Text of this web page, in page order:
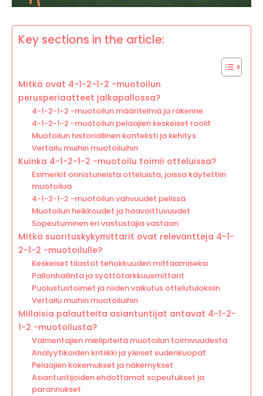
Key sections in the article:
Mitkä ovat 4-1-2-1-2 -muotoilun
perusperiaatteet jalkapallossa?
4-1-2-1-2 -muotoilun määritelmä ja rakenne
4-1-2-1-2 -muotoilun pelaajien keskeiset roolit
Muotoilun historiallinen konteksti ja kehitys
Vertailu muihin muotoiluihin
Kuinka 4-1-2-1-2 -muotoilu toimii otteluissa?
Esimerkit onnistuneista otteluista, joissa käytettiin
muotoilua
4-1-2-1-2 -muotoilun vahvuudet pelissä
Muotoilun heikkoudet ja haavoittuvuudet
Sopeutuminen eri vastustajia vastaan
Mitkä suorituskykymittarit ovat relevantteja 4-1-
2-1-2 -muotoilulle?
Keskeiset tilastot tehokkuuden mittaamiseksi
Pallonhallinta ja syöttötarkkuusmittarit
Puolustustoimet ja niiden vaikutus ottelutuloksiin
Vertailu muihin muotoiluihin
Millaisia palautteita asiantuntijat antavat 4-1-2-
1-2 -muotoilusta?
Valmentajien mielipiteitä muotoilun toimivuudesta
Analyytikoiden kritiikki ja yleiset sudenkuopat
Pelaajien kokemukset ja näkemykset
Asiantuntijoiden ehdottamat sopeutukset ja
parannukset